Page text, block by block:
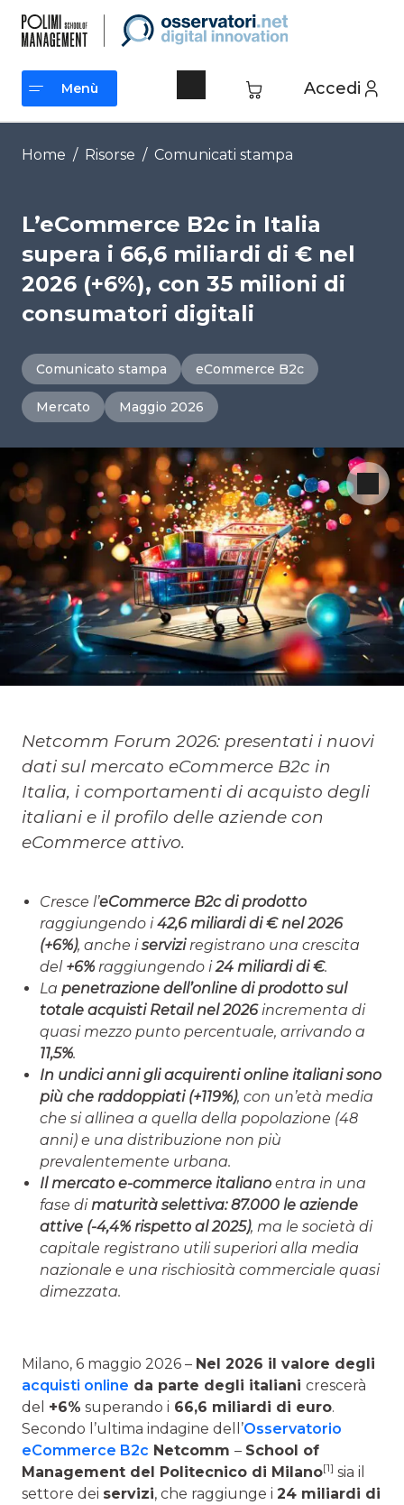
contenuto
Accedi
Menù
Menù
Home / Risorse / Comunicati stampa
L’eCommerce B2c in Italia
supera i 66,6 miliardi di € nel
2026 (+6%), con 35 milioni di
consumatori digitali
Comunicato stampa eCommerce B2c
Mercato Maggio 2026
Netcomm Forum 2026: presentati i nuovi
dati sul mercato eCommerce B2c in
Italia, i comportamenti di acquisto degli
italiani e il profilo delle aziende con
eCommerce attivo.
Cresce l’eCommerce B2c di prodotto
raggiungendo i42,6 miliardi di € nel 2026
(+6%), anche iserviziregistrano una crescita
del +6% raggiungendo i24 miliardi di €.
La penetrazione dell’online di prodotto sul
totale acquisti Retail nel 2026incrementa di
quasi mezzo punto percentuale, arrivando a
11,5%.
In undici anni gli acquirenti online italiani sono
più che raddoppiati(+119%), con un’età media
che si allinea a quella della popolazione (48
anni) e una distribuzione non più
prevalentemente urbana.
Il mercato e-commerce italiano entra in una
fase di maturità selettiva: 87.000 le aziende
attive (-4,4% rispetto al 2025), ma le società di
capitale registrano utili superiori alla media
nazionale e una rischiosità commerciale quasi
dimezzata.
Milano, 6 maggio 2026 – Nel 2026 il valore degli
acquisti online da parte degli italiani crescerà
del +6% superando i 66,6 miliardi di euro.
Secondo l’ultima indagine dell’Osservatorio
eCommerce B2c Netcomm – School of
Management del Politecnico di Milano[1] sia il
settore dei servizi, che raggiunge i 24 miliardi di